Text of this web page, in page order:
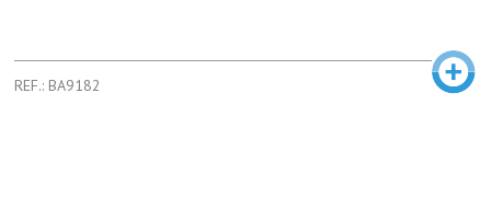
REF.: BA9182